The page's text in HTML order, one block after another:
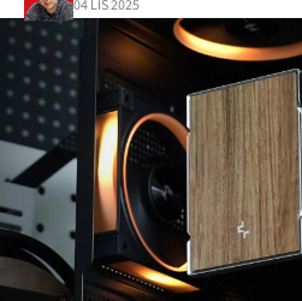
04 LIS 2025